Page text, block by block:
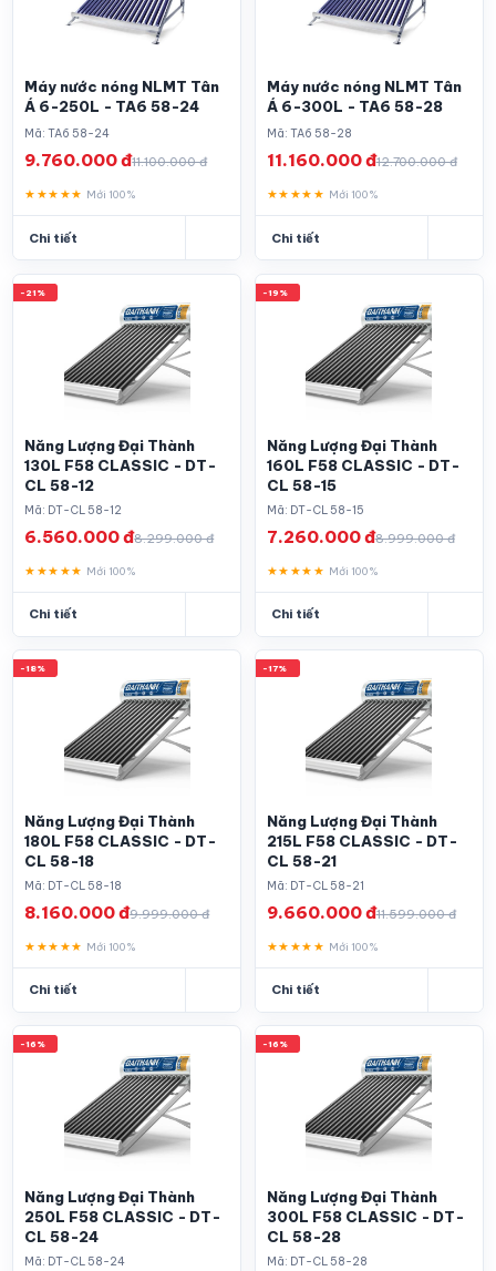
Máy nước nóng NLMT Tân
Á 6-250L - TA6 58-24
Mã: TA6 58-24
11.100.000 đ
9.760.000 đ
★★★★★ Mới 100%
Chi tiết
Máy nước nóng NLMT Tân
Á 6-300L - TA6 58-28
Mã: TA6 58-28
12.700.000 đ
11.160.000 đ
★★★★★ Mới 100%
Chi tiết
-21%
Năng Lượng Đại Thành
130L F58 CLASSIC - DT-
CL 58-12
Mã: DT-CL 58-12
8.299.000 đ
6.560.000 đ
★★★★★ Mới 100%
Chi tiết
-19%
Năng Lượng Đại Thành
160L F58 CLASSIC - DT-
CL 58-15
Mã: DT-CL 58-15
8.999.000 đ
7.260.000 đ
★★★★★ Mới 100%
Chi tiết
-18%
Năng Lượng Đại Thành
180L F58 CLASSIC - DT-
CL 58-18
Mã: DT-CL 58-18
9.999.000 đ
8.160.000 đ
★★★★★ Mới 100%
Chi tiết
-17%
Năng Lượng Đại Thành
215L F58 CLASSIC - DT-
CL 58-21
Mã: DT-CL 58-21
11.599.000 đ
9.660.000 đ
★★★★★ Mới 100%
Chi tiết
-16%
Năng Lượng Đại Thành
250L F58 CLASSIC - DT-
CL 58-24
Mã: DT-CL 58-24
-16%
Năng Lượng Đại Thành
300L F58 CLASSIC - DT-
CL 58-28
Mã: DT-CL 58-28